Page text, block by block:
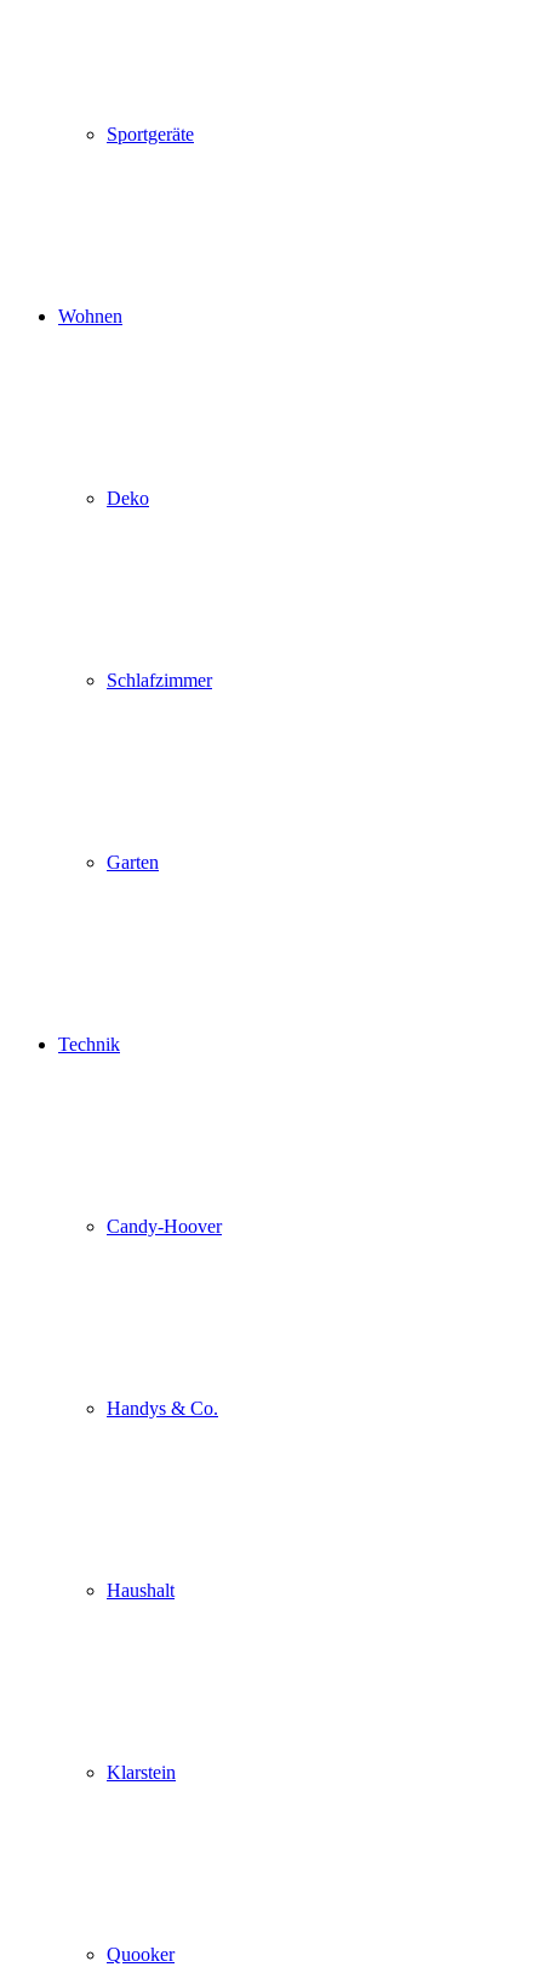
Sportgeräte
Wohnen
Deko
Schlafzimmer
Garten
Technik
Candy-Hoover
Handys & Co.
Haushalt
Klarstein
Quooker